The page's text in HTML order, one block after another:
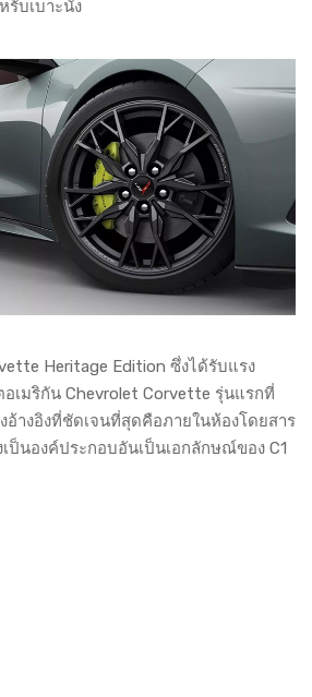
รับเบาะนั่ง
Heritage Edition ซึ่งได้รับแรง
เมริกัน Chevrolet Corvette รุ่นแรกที่
อ้างอิงที่ชัดเจนที่สุดคือภายในห้องโดยสาร
ป็นองค์ประกอบอันเป็นเอกลักษณ์ของ C1